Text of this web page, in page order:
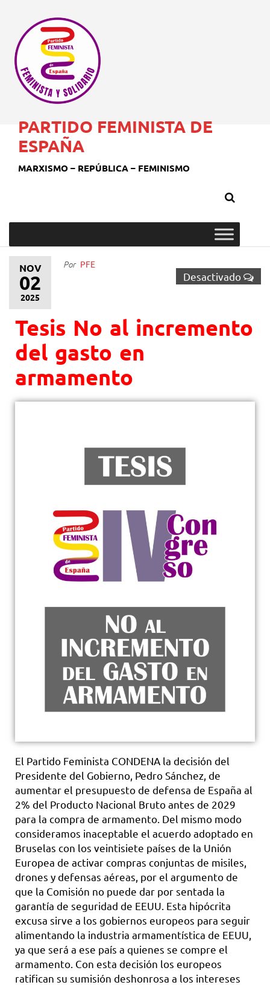
PARTIDO FEMINISTA DE
ESPAÑA
MARXISMO – REPÚBLICA – FEMINISMO
NOV
02
2025
Desactivado
Por PFE
Tesis No al incremento
del gasto en
armamento
El Partido Feminista CONDENA la decisión del
Presidente del Gobierno, Pedro Sánchez, de
aumentar el presupuesto de defensa de España al
2% del Producto Nacional Bruto antes de 2029
para la compra de armamento. Del mismo modo
consideramos inaceptable el acuerdo adoptado en
Bruselas con los veintisiete países de la Unión
Europea de activar compras conjuntas de misiles,
drones y defensas aéreas, por el argumento de
que la Comisión no puede dar por sentada la
garantía de seguridad de EEUU. Esta hipócrita
excusa sirve a los gobiernos europeos para seguir
alimentando la industria armamentística de EEUU,
ya que será a ese país a quienes se compre el
armamento. Con esta decisión los europeos
ratifican su sumisión deshonrosa a los intereses